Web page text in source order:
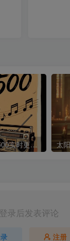
热门流行歌曲TOP500实时更新192khz/24bit【母带音质】
录后发表评论
注册